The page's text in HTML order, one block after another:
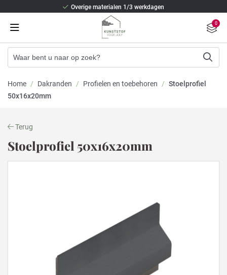
Overige materialen 1/3 werkdagen
Beste isolatie en staalversterking
2/3 weken levertijd (Kunststof kozijnen)
Overige materialen 1/3 werkdagen
Beste isolatie en staalversterking
0
Home / Dakranden / Profielen en toebehoren / Stoelprofiel
50x16x20mm
Terug
Stoelprofiel 50x16x20mm